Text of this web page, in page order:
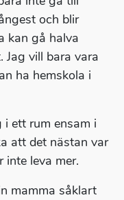
och blir
kan gå halva
Jag vill bara vara
ha hemskola i
ett rum ensam i
att det nästan var
inte leva mer.
mamma såklart